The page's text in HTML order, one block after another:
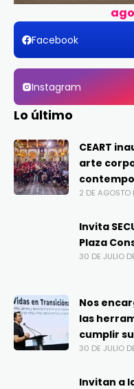
Facebook
Instagram
Lo último
CEART
arte
2 DE
Invita
Plaza
30 DE JULIO
Nos
las
cumplir
30 DE JULIO
Invitan a